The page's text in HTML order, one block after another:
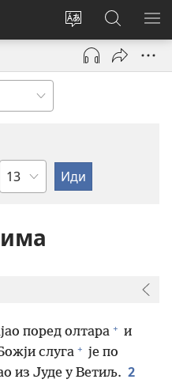
Промени
језик
сајта
Пријава
(отвара
прозор)
Претрага
сајта
JW.ORG
Поглавље
поред олтара + и
слуга + је по
из Јуде у Ветиљ. 2